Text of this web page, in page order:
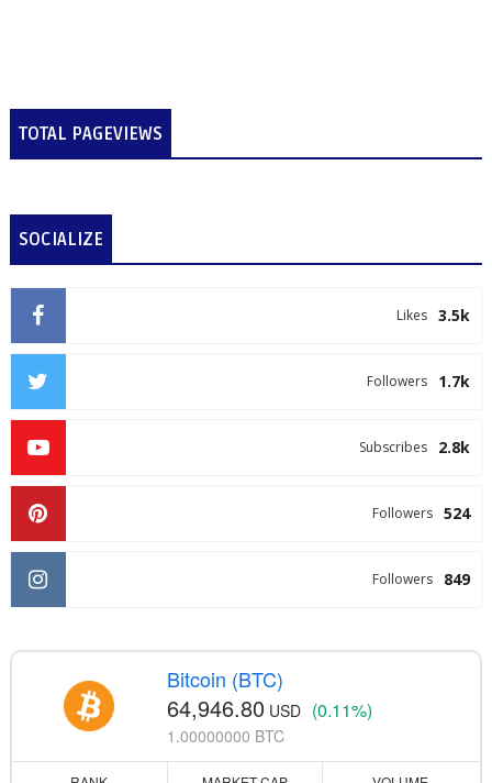
TOTAL PAGEVIEWS
SOCIALIZE
3.5k
Likes
1.7k
Followers
2.8k
Subscribes
524
Followers
849
Followers
Bitcoin (BTC)
64,946.80 USD (0.11%)
1.00000000 BTC